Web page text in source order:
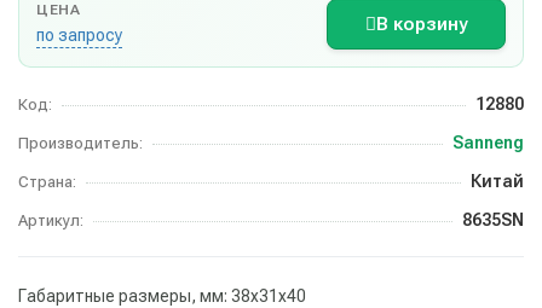
ЦЕНА
по запросу
В корзину
Код: 12880
Производитель: Sanneng
Страна: Китай
Артикул: 8635SN
Габаритные размеры, мм: 38х31х40